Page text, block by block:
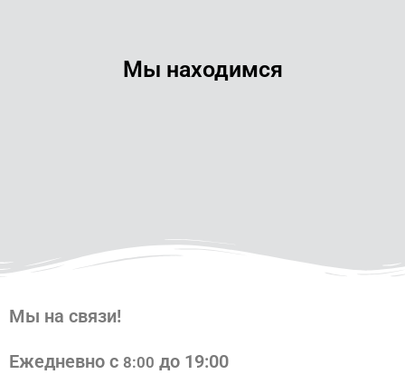
Мы находимся
Мы на связи!
Ежедневно с 8:00 до 19:00